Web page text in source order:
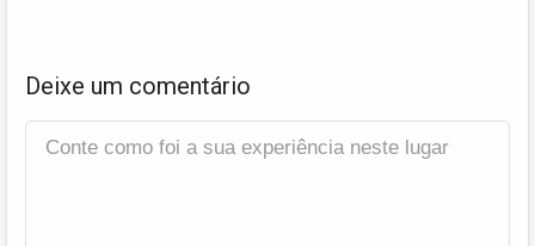
Deixe um comentário